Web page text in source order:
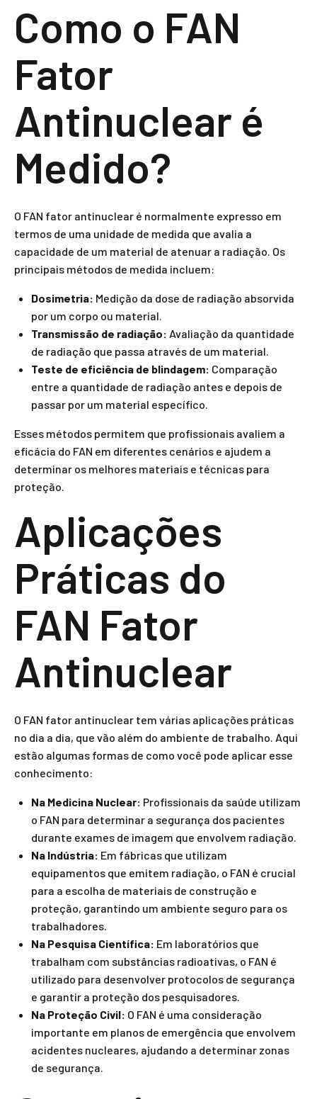
Como o FAN
Fator
Antinuclear é
Medido?
O FAN fator antinuclear é normalmente expresso em
termos de uma unidade de medida que avalia a
capacidade de um material de atenuar a radiação. Os
principais métodos de medida incluem:
Dosimetria: Medição da dose de radiação absorvida
por um corpo ou material.
Transmissão de radiação: Avaliação da quantidade
de radiação que passa através de um material.
Teste de eficiência de blindagem: Comparação
entre a quantidade de radiação antes e depois de
passar por um material específico.
Esses métodos permitem que profissionais avaliem a
eficácia do FAN em diferentes cenários e ajudem a
determinar os melhores materiais e técnicas para
proteção.
Aplicações
Práticas do
FAN Fator
Antinuclear
O FAN fator antinuclear tem várias aplicações práticas
no dia a dia, que vão além do ambiente de trabalho. Aqui
estão algumas formas de como você pode aplicar esse
conhecimento:
Na Medicina Nuclear: Profissionais da saúde utilizam
o FAN para determinar a segurança dos pacientes
durante exames de imagem que envolvem radiação.
Na Indústria: Em fábricas que utilizam
equipamentos que emitem radiação, o FAN é crucial
para a escolha de materiais de construção e
proteção, garantindo um ambiente seguro para os
trabalhadores.
Na Pesquisa Científica: Em laboratórios que
trabalham com substâncias radioativas, o FAN é
utilizado para desenvolver protocolos de segurança
e garantir a proteção dos pesquisadores.
Na Proteção Civil: O FAN é uma consideração
importante em planos de emergência que envolvem
acidentes nucleares, ajudando a determinar zonas
de segurança.